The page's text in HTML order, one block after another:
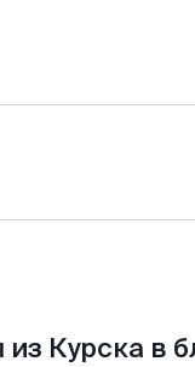
Курска в